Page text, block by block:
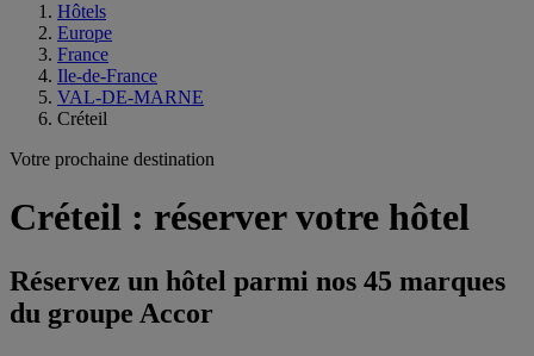
Hôtels
Europe
France
Ile-de-France
VAL-DE-MARNE
Créteil
Votre prochaine destination
Créteil : réserver votre hôtel
Réservez un hôtel parmi nos 45 marques
du groupe Accor